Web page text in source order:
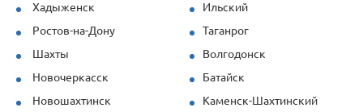
Хадыженск
Ильский
Ростов-на-Дону
Таганрог
Шахты
Волгодонск
Новочеркасск
Батайск
Новошахтинск
Каменск-Шахтинский